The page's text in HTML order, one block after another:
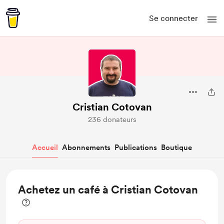
Se connecter
Cristian Cotovan
236 donateurs
Accueil Abonnements Publications Boutique
Achetez un café à Cristian Cotovan